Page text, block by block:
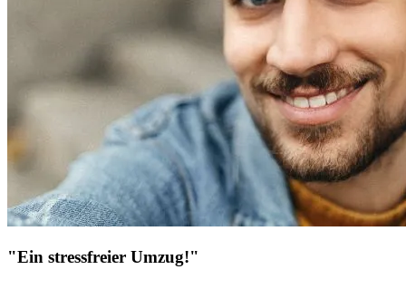
"Ein stressfreier Umzug!"